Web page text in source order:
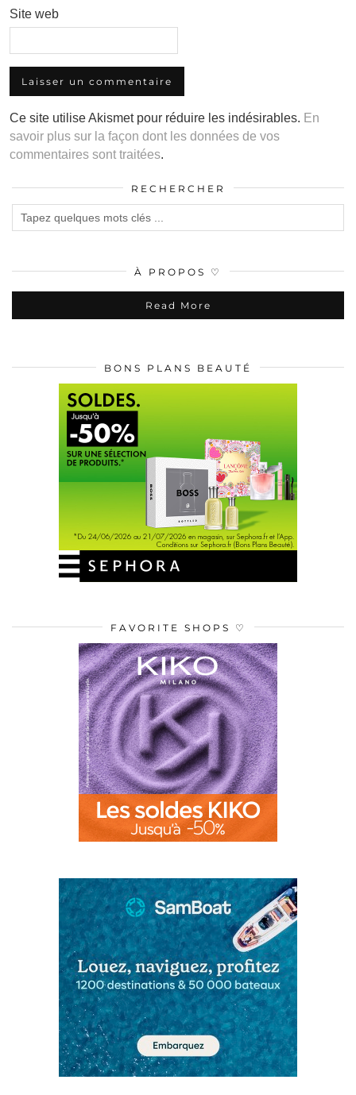
Site web
Ce site utilise Akismet pour réduire les indésirables. En
savoir plus sur la façon dont les données de vos
commentaires sont traitées.
RECHERCHER
À PROPOS ♡
Read More
BONS PLANS BEAUTÉ
FAVORITE SHOPS ♡